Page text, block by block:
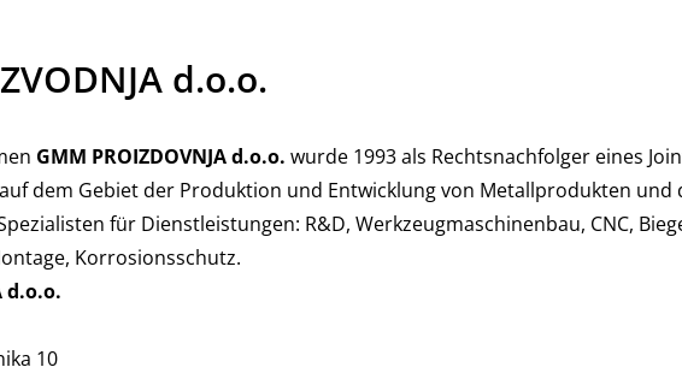
d.o.o.
GMM PROIZDOVNJA d.o.o. wurde 1993 als Rechtsnachfolger eines
dem Gebiet der Produktion und Entwicklung von Metallprodukten
für Dienstleistungen: R&D, Werkzeugmaschinenbau, CNC,
Korrosionsschutz.
d.o.o.
10